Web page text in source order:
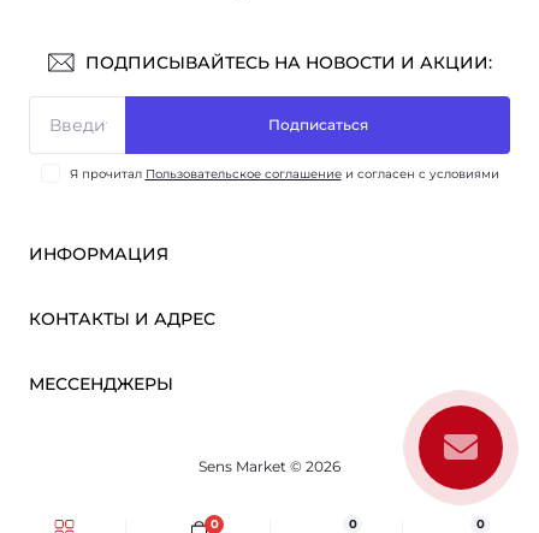
0 0
0
ПОДПИСЫВАЙТЕСЬ НА НОВОСТИ И АКЦИИ:
Подписаться
Я прочитал Пользовательское соглашениеи согласен с условиями
ИНФОРМАЦИЯ
ОПТ
О нас
КОНТАКТЫ И АДРЕС
МЕССЕНДЖЕРЫ
Sens Market © 2026